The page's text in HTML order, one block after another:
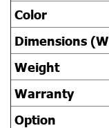
Color
Dimensions
Weight
Warranty
Option